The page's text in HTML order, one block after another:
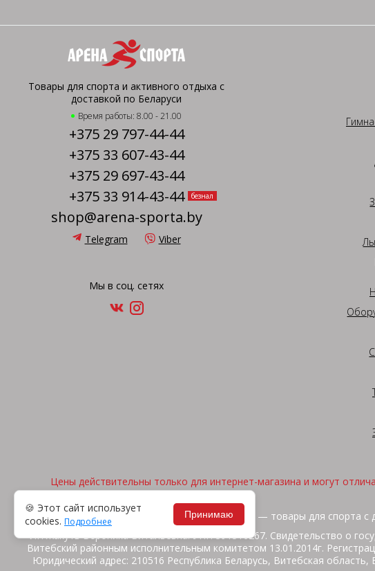
Товары для спорта и активного отдыха с
доставкой по Беларуси
Время работы: 8.00 - 21.00
+375 29 797-44-44
+375 33 607-43-44
+375 29 697-43-44
+375 33 914-43-44
безнал
shop@arena-sporta.by
Telegram Viber
Мы в соц. сетях
Цены действительны только для интернет-магазина и могут
2026, © "Арена спорта" — товары для спорта с
ИП Жакуть Вероника Витальевна. УНП 391316267. Свидетельство о
Витебский районным исполнительным комитетом 13.01.2014г.
Юридический адрес: 210516 Республика Беларусь, Витебская
🍪 Этот сайт использует
cookies. Подробнее
Принимаю